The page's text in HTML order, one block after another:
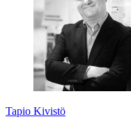
Tapio Kivistö